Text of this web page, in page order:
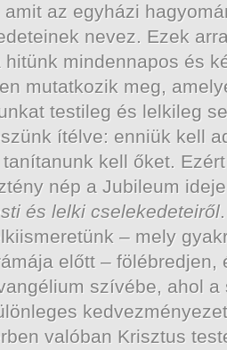
az egyházi
nevez. Ezek
hitünk mindennapos és
mutatkozik meg,
testileg és lelkileg
ítélve: enniük kell
kell őket.
nép a Jubileum
és lelki cselekedeteiről
– mely
előtt – fölébredjen,
szívébe, ahol
valóban Krisztus